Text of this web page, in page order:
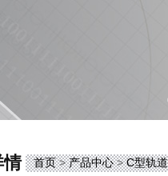
情 首页>产品中心>C型轨